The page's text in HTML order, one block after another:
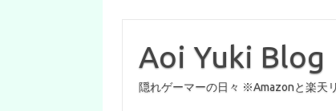
Aoi Yuki Blog
隠れゲーマーの日々 ※Amazonと楽天